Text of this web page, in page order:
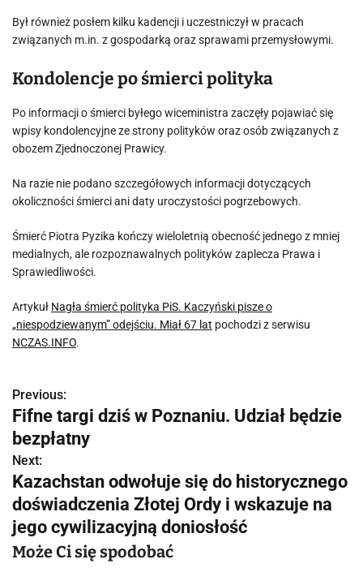
Był również posłem kilku kadencji i uczestniczył w pracach
związanych m.in. z gospodarką oraz sprawami przemysłowymi.
Kondolencje po śmierci polityka
Po informacji o śmierci byłego wiceministra zaczęły pojawiać się
wpisy kondolencyjne ze strony polityków oraz osób związanych z
obozem Zjednoczonej Prawicy.
Na razie nie podano szczegółowych informacji dotyczących
okoliczności śmierci ani daty uroczystości pogrzebowych.
Śmierć Piotra Pyzika kończy wieloletnią obecność jednego z mniej
medialnych, ale rozpoznawalnych polityków zaplecza Prawa i
Sprawiedliwości.
Artykuł Nagła śmierć polityka PiS. Kaczyński pisze o
„niespodziewanym” odejściu. Miał 67 lat pochodzi z serwisu
NCZAS.INFO.
N
a
w
i
g
a
Previous:
Fifne targi dziś w Poznaniu. Udział będzie
bezpłatny
Next:
Kazachstan odwołuje się do historycznego
doświadczenia Złotej Ordy i wskazuje na
jego cywilizacyjną doniosłość
Może Ci się spodobać